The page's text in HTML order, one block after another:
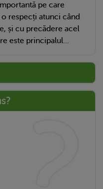
pe care
respecți atunci când
și cu precădere acel
este principalul...